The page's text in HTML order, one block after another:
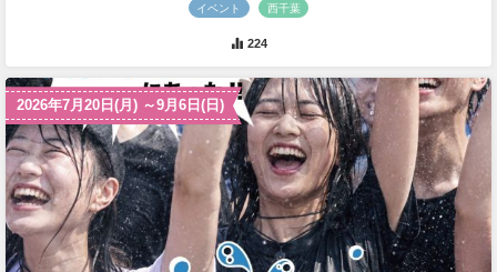
イベント 西千葉
224
2026年7月20日(月) ～9月6日(日)